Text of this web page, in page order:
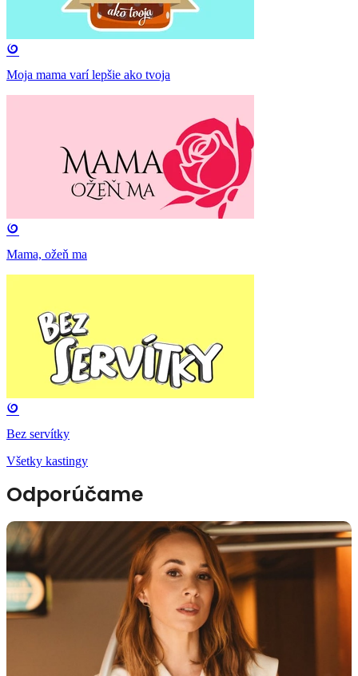
Moja mama varí lepšie ako tvoja
Mama, ožeň ma
Bez servítky
Všetky kastingy
Odporúčame